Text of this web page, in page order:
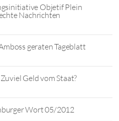
Objetif Plein
Nachrichten
geraten Tageblatt
Geld vom Staat?
Wort 05/2012